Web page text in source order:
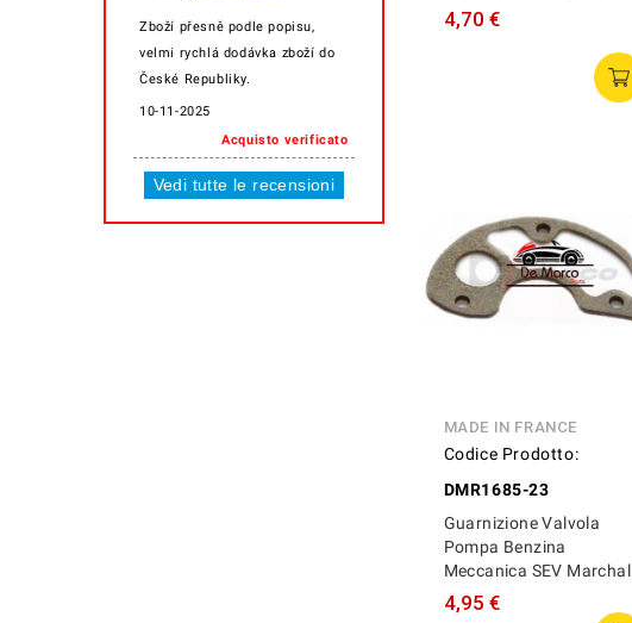
Zboží přesně podle popisu,
velmi rychlá dodávka zboží do
České Republiky.
10-11-2025
Acquisto verificato
Vedi tutte le recensioni
4,70 €
MADE IN FRANCE
Codice Prodotto:
DMR1685-23
Guarnizione Valvola
Pompa Benzina
Meccanica SEV Marchal
4,95 €